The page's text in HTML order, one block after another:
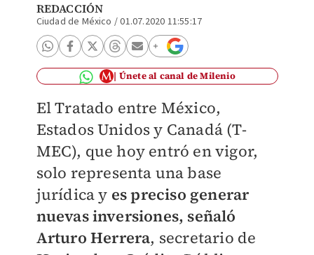
REDACCIÓN
Ciudad de México /01.07.2020 11:55:17
Únete al canal de Milenio
El Tratado entre México,
Estados Unidos y Canadá (T-
MEC), que hoy entró en vigor,
solo representa una base
jurídica y es preciso generar
nuevas inversiones, señaló
Arturo Herrera, secretario de